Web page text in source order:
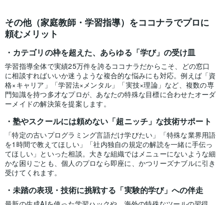
その他（家庭教師・学習指導）をココナラでプロに
頼むメリット
カテゴリの枠を超えた、あらゆる「学び」の受け皿
学習指導全体で実績25万件を誇るココナラだからこそ、どの窓口
に相談すればいいか迷うような複合的な悩みにも対応。例えば「資
格×キャリア」「学習法×メンタル」「実技×理論」など、複数の専
門知識を持つ多才なプロが、あなたの特殊な目標に合わせたオーダ
ーメイドの解決策を提案します。
塾やスクールには頼めない「超ニッチ」な技術サポート
「特定の古いプログラミング言語だけ学びたい」「特殊な業界用語
を1時間で教えてほしい」「社内独自の規定の解読を一緒に手伝っ
てほしい」といった相談。大きな組織ではメニューにないような細
かな困りごとも、個人のプロなら即座に、かつリーズナブルに引き
受けてくれます。
未踏の表現・技術に挑戦する「実験的学び」への伴走